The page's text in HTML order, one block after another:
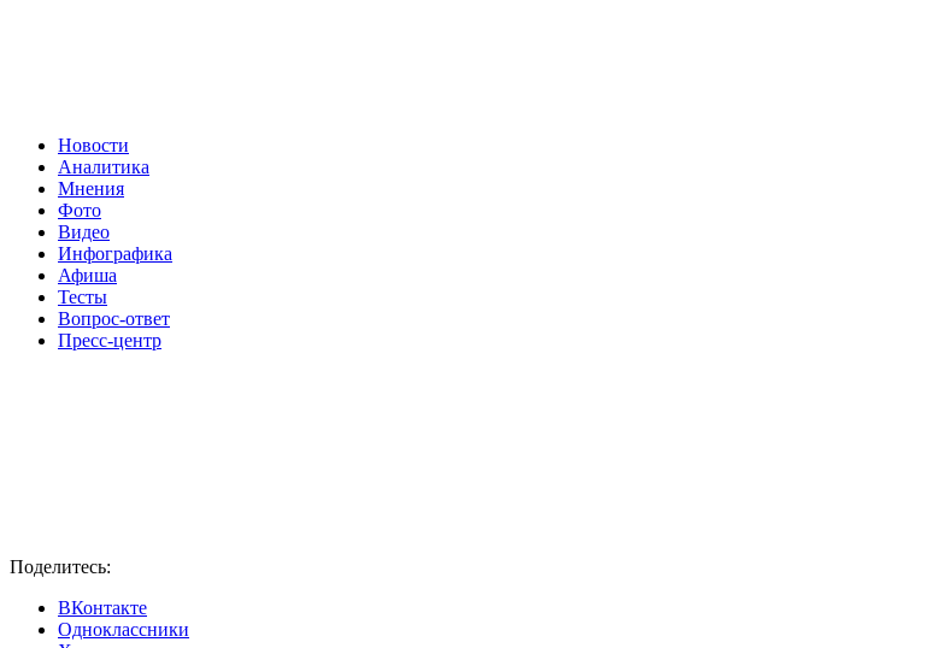
Новости
Аналитика
Мнения
Фото
Видео
Инфографика
Афиша
Тесты
Вопрос-ответ
Пресс-центр
Поделитесь:
ВКонтакте
Одноклассники